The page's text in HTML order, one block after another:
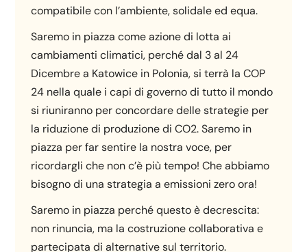
compatibile con l’ambiente, solidale ed equa.
Saremo in piazza come azione di lotta ai
cambiamenti climatici, perché dal 3 al 24
Dicembre a Katowice in Polonia, si terrà la COP
24 nella quale i capi di governo di tutto il mondo
si riuniranno per concordare delle strategie per
la riduzione di produzione di CO2. Saremo in
piazza per far sentire la nostra voce, per
ricordargli che non c’è più tempo! Che abbiamo
bisogno di una strategia a emissioni zero ora!
Saremo in piazza perché questo è decrescita:
non rinuncia, ma la costruzione collaborativa e
partecipata di alternative sul territorio.